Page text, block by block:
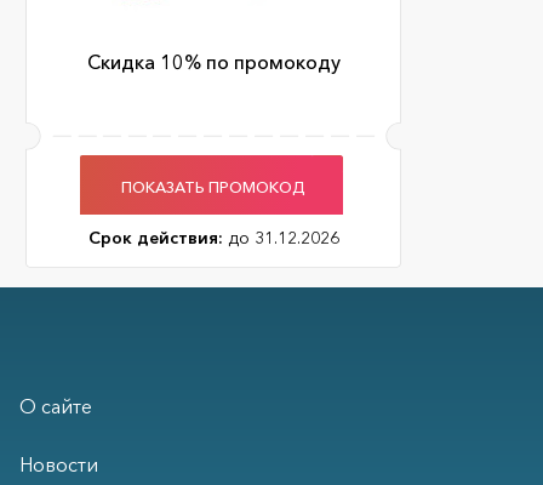
Скидка 10% по промокоду
ПОКАЗАТЬ ПРОМОКОД
Срок действия: до 31.12.2026
О сайте
Новости